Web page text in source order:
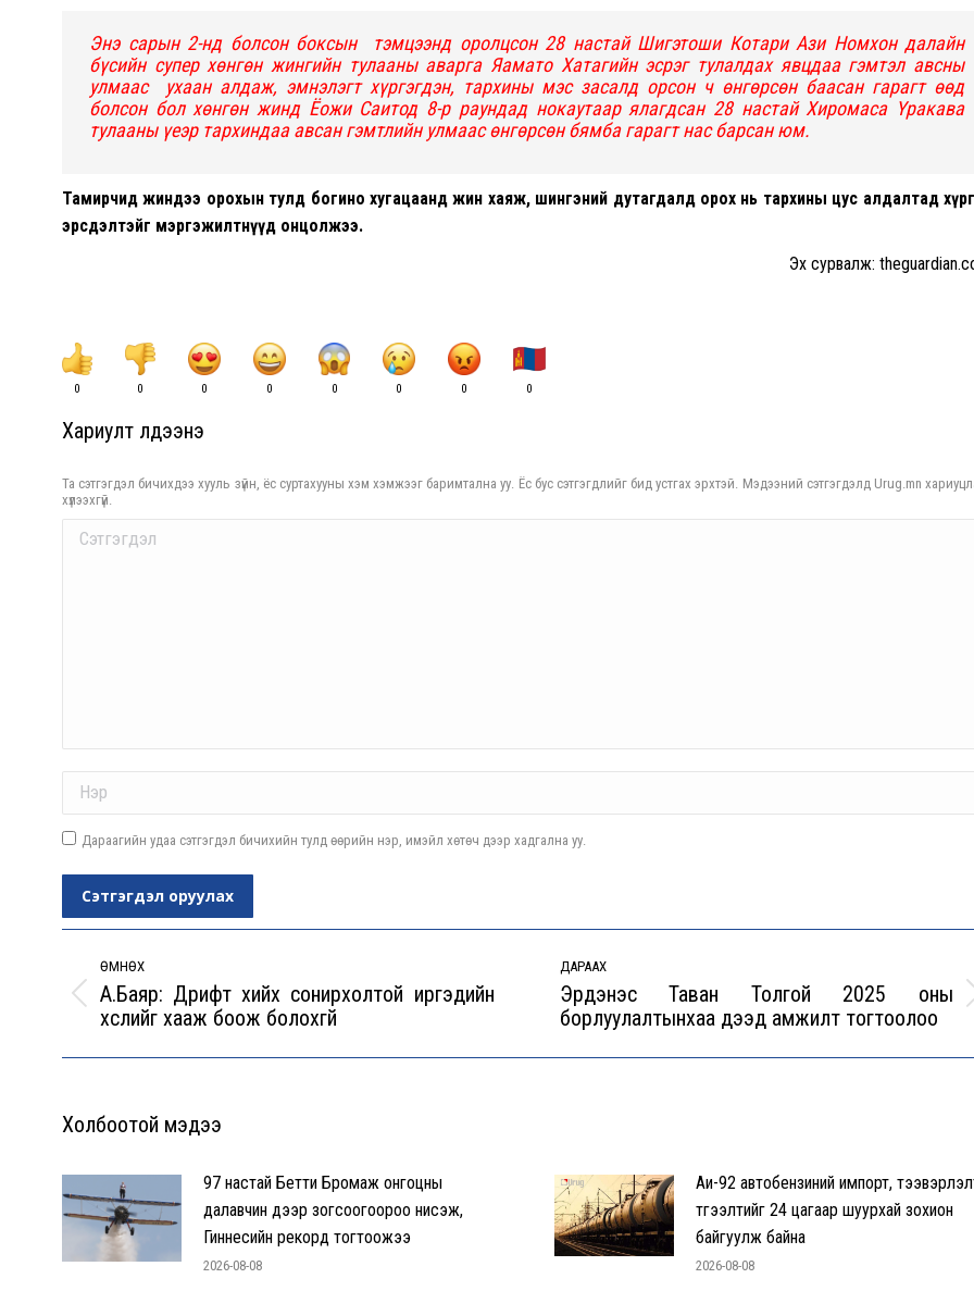
Энэ сарын 2-нд болсон боксын тэмцээнд оролцсон 28 настай Шигэтоши Котари Ази Номхон далайн
бүсийн супер хөнгөн жингийн тулааны аварга Яамато Хатагийн эсрэг тулалдах явцдаа гэмтэл авсны
улмаас ухаан алдаж, эмнэлэгт хүргэгдэн, тархины мэс засалд орсон ч өнгөрсөн баасан гарагт өөд
болсон бол хөнгөн жинд Ёожи Саитод 8-р раундад нокаутаар ялагдсан 28 настай Хиромаса Үракава
тулааны үеэр тархиндаа авсан гэмтлийн улмаас өнгөрсөн бямба гарагт нас барсан юм.
Тамирчид жиндээ орохын тулд богино хугацаанд жин хаяж, шингэний дутагдалд орох нь тархины цус алдалтад
эрсдэлтэйг мэргэжилтнүүд онцолжээ.
Эх сурвалж:
0 0 0 0 0 0 0 0
Хариулт үлдээнэ үү
Та сэтгэгдэл бичихдээ хууль зүйн, ёс суртахууны хэм хэмжээг баримтална уу. Ёс бус сэтгэгдлийг бид устгах эрхтэй. Мэдээний сэтгэгдэлд Urug.mn
хүлээхгүй.
Comment
Дараагийн удаа сэтгэгдэл бичихийн тулд өөрийн нэр, имэйл хөтөч дээр хадгална уу.
Сэтгэгдэл оруулах
navigation
ӨМНӨХ
Previous
А.Баяр: Дрифт хийх сонирхолтой иргэдийн
хүслийг хааж боож болохгүй
ДАРААХ
Next
post:
Эрдэнэс Таван Толгой 2025 оны
борлуулалтынхаа дээд амжилт тогтоолоо
Холбоотой мэдээ
97 настай Бетти Бромаж онгоцны
далавчин дээр зогсоогоороо нисэж,
Гиннесийн рекорд тогтоожээ
2026-08-08
Аи-92 автобензиний импорт,
түгээлтийг 24 цагаар шуурхай зохион
байгуулж байна
2026-08-08